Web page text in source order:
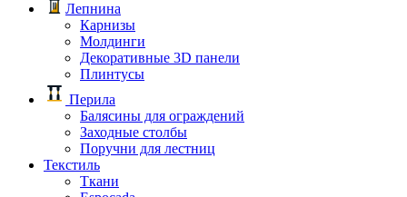
Лепнина
Карнизы
Молдинги
Декоративные 3D панели
Плинтусы
Перила
Балясины для ограждений
Заходные столбы
Поручни для лестниц
Текстиль
Ткани